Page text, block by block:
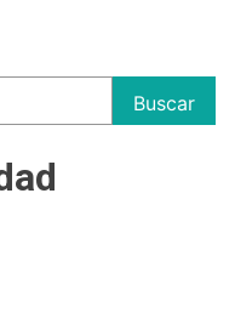
Buscar